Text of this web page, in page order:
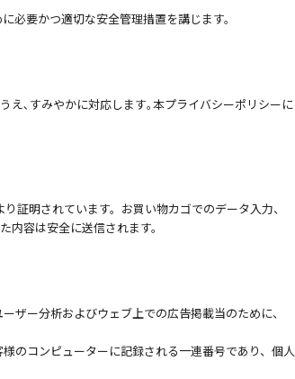
必要かつ適切な安全管理措置を講じます。
え､すみやかに対応します｡本プライバシーポリシーに
証明されています。お買い物カゴでのデータ入力、
容は安全に送信されます。
ザー分析およびウェブ上での広告掲載当のために、
のコンピューターに記録される一連番号であり、個人